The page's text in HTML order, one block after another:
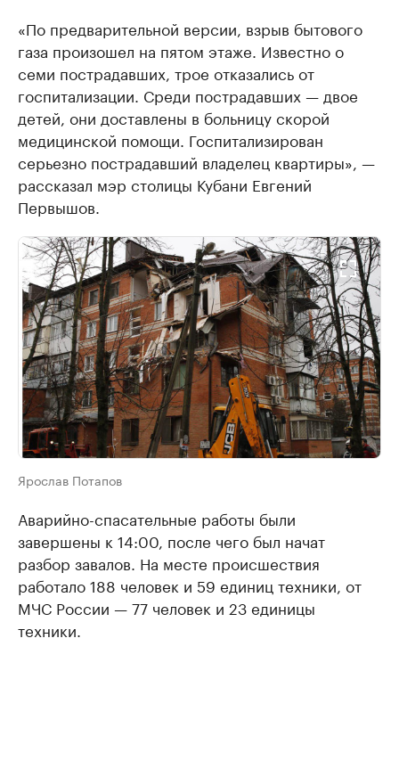
«По предварительной версии, взрыв бытового
газа произошел на пятом этаже. Известно о
семи пострадавших, трое отказались от
госпитализации. Среди пострадавших — двое
детей, они доставлены в больницу скорой
медицинской помощи. Госпитализирован
серьезно пострадавший владелец квартиры», —
рассказал мэр столицы Кубани Евгений
Первышов.
Ярослав Потапов
Аварийно-спасательные работы были
завершены к 14:00, после чего был начат
разбор завалов. На месте происшествия
работало 188 человек и 59 единиц техники, от
МЧС России — 77 человек и 23 единицы
техники.